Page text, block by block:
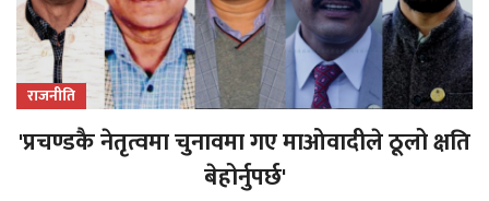
राजनीति
'प्रचण्डकै नेतृत्वमा चुनावमा गए माओवादीले ठूलो क्षति
‍बेहोर्नुपर्छ'